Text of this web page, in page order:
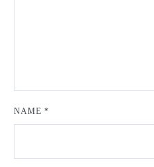
NAME *